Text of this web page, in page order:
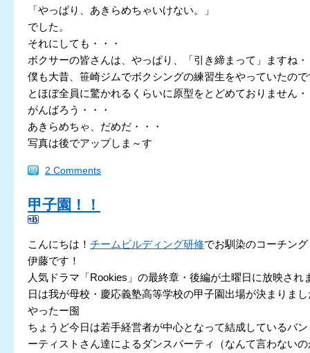
「やっぱり、あきらめちゃいけない。」
でした。
それにしても・・・
ボクサーの皆さんは、やっぱり、「引き締まって」ますね
僕も大昔、笹崎ジムでボクシングの練習生をやっていたの
とほぼ全員に驚かれるくらいに原型をとどめておりません
がんばろう・・・
あきらめちゃ、だめだ・・・
写真は後でアップしま～す
2 Comments
甲子園！！
こんにちは！ チームビルディング研修でお馴染のコーチン
伊藤です！
人気ドラマ「Rookies」の最終章・後編が土曜日に放映され
日は我が母校・慶応義塾高等学校の甲子園出場が決まりま
やったー囹
ちょうど今日は若手経営者が中心となって結成しているバ
ーティストさん達によるダンスパーティ（なんて言わない